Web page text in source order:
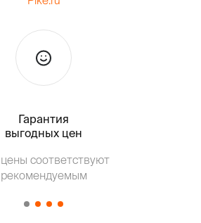
Гарантия
выгодных цен
соответствуют
рекомендуемым